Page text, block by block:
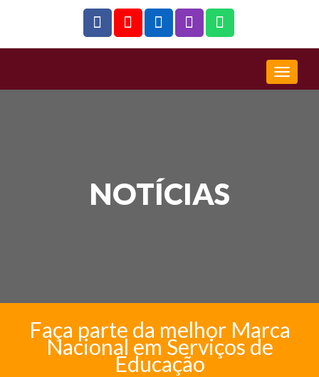
NOTÍCIAS
Faça parte da melhor Marca
Nacional em Serviços de
Educação